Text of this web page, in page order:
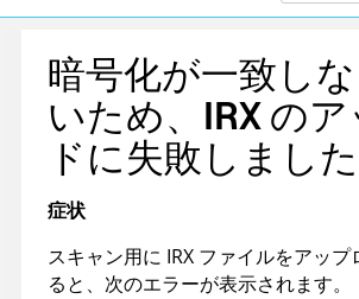
暗号化が一致しな
いため、 IRX のア
ドに失敗しました
症状
スキャン用に IRX ファイルをアップ
ると、次のエラーが表示されます。